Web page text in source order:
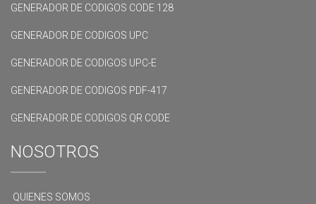
GENERADOR DE CODIGOS CODE 128
GENERADOR DE CODIGOS UPC
GENERADOR DE CODIGOS UPC-E
GENERADOR DE CODIGOS PDF-417
GENERADOR DE CODIGOS QR CODE
NOSOTROS
QUIENES SOMOS